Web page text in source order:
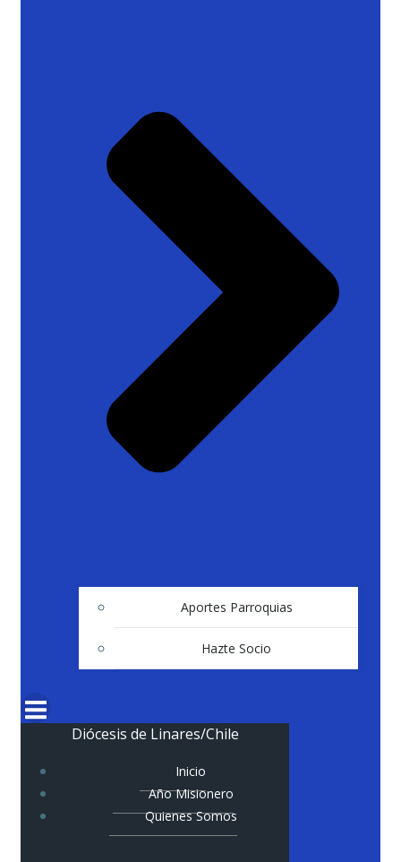
Aportes Parroquias
Hazte Socio
Diócesis de Linares/Chile
Inicio
Año Misionero
Quienes Somos